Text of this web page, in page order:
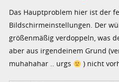
Das Hauptproblem hier ist der
Bildschirmeinstellungen. Der
größenmäßig verdoppeln, was
aber aus irgendeinem Grund
muhahahar .. urgs
) nicht